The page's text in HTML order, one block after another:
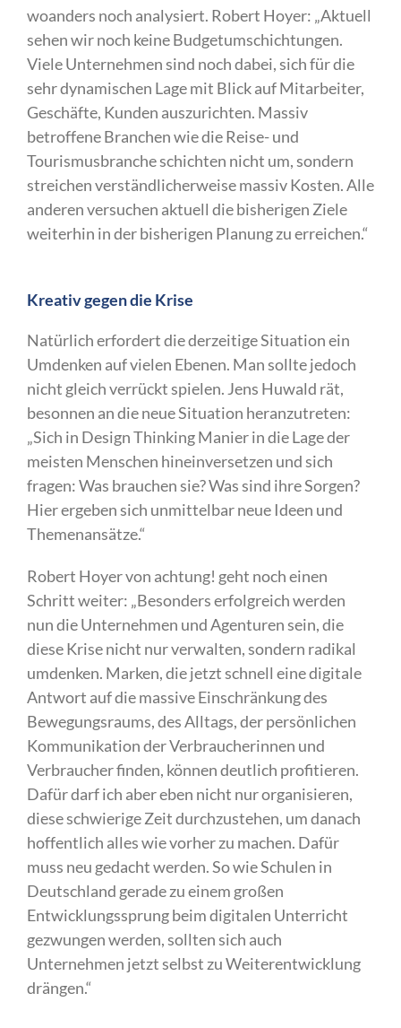
woanders noch analysiert. Robert Hoyer: „Aktuell
sehen wir noch keine Budgetumschichtungen.
Viele Unternehmen sind noch dabei, sich für die
sehr dynamischen Lage mit Blick auf Mitarbeiter,
Geschäfte, Kunden auszurichten. Massiv
betroffene Branchen wie die Reise- und
Tourismusbranche schichten nicht um, sondern
streichen verständlicherweise massiv Kosten. Alle
anderen versuchen aktuell die bisherigen Ziele
weiterhin in der bisherigen Planung zu erreichen.“
Kreativ gegen die Krise
Natürlich erfordert die derzeitige Situation ein
Umdenken auf vielen Ebenen. Man sollte jedoch
nicht gleich verrückt spielen. Jens Huwald rät,
besonnen an die neue Situation heranzutreten:
„Sich in Design Thinking Manier in die Lage der
meisten Menschen hineinversetzen und sich
fragen: Was brauchen sie? Was sind ihre Sorgen?
Hier ergeben sich unmittelbar neue Ideen und
Themenansätze.“
Robert Hoyer von achtung! geht noch einen
Schritt weiter: „Besonders erfolgreich werden
nun die Unternehmen und Agenturen sein, die
diese Krise nicht nur verwalten, sondern radikal
umdenken. Marken, die jetzt schnell eine digitale
Antwort auf die massive Einschränkung des
Bewegungsraums, des Alltags, der persönlichen
Kommunikation der Verbraucherinnen und
Verbraucher finden, können deutlich profitieren.
Dafür darf ich aber eben nicht nur organisieren,
diese schwierige Zeit durchzustehen, um danach
hoffentlich alles wie vorher zu machen. Dafür
muss neu gedacht werden. So wie Schulen in
Deutschland gerade zu einem großen
Entwicklungssprung beim digitalen Unterricht
gezwungen werden, sollten sich auch
Unternehmen jetzt selbst zu Weiterentwicklung
drängen.“